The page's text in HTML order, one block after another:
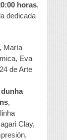
horas,
dedicada
María
Eva
de Arte
,
Clay,